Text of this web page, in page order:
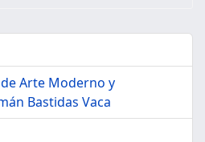
Arte Moderno y
Bastidas Vaca